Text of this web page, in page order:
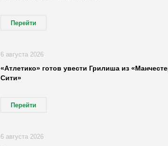
Перейти
«Атлетико» готов увести Грилиша из
Сити»
Перейти
6 августа 2026
6 августа 2026